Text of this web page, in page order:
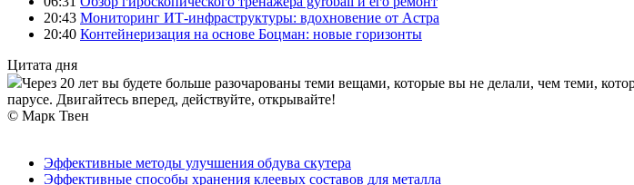
20:43 Мониторинг ИТ-инфраструктуры: вдохновение от Астра
20:40 Контейнеризация на основе Боцман: новые горизонты
Цитата дня
Через 20 лет вы будете больше разочарованы теми вещами, которые вы не делали, чем теми,
парусе. Двигайтесь вперед, действуйте, открывайте!
© Марк Твен
Эффективные методы улучшения обдува скутера
Эффективные способы хранения клеевых составов для металла